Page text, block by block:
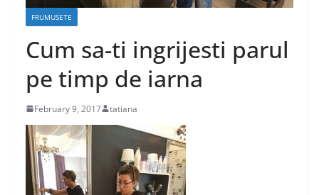
FRUMUSETE
Cum sa-ti ingrijesti parul
pe timp de iarna
February 9, 2017 tatiana